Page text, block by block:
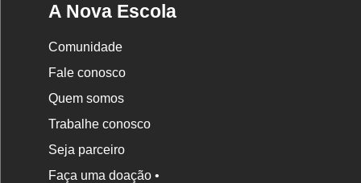
A Nova Escola
Comunidade
Fale conosco
Quem somos
Trabalhe conosco
Seja parceiro
Faça uma doação •